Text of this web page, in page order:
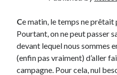
Municipales 2026 : Lyon, Métropole
Explorez les Chemins Enchantés à
Lyon !
Quel Lyonnais es-tu, Renaud Ducher
A quand une véritable place pour le
Ce matin, le temps ne
Pourtant, on ne peut passer
devant lequel nous sommes
(enfin pas vraiment) d’aller
campagne. Pour cela, nul